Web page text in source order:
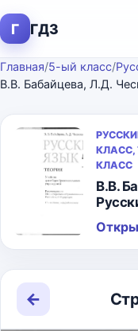
Г ГДЗ
Главная/5-ый класс/
КЛАСС,
КЛАСС
В.В.
←